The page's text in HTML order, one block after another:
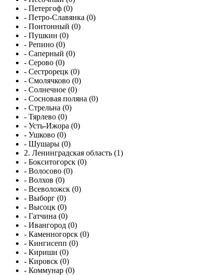
- Петергоф (0)
- Петро-Славянка (0)
- Понтонный (0)
- Пушкин (0)
- Репино (0)
- Саперный (0)
- Серово (0)
- Сестрорецк (0)
- Смолячково (0)
- Солнечное (0)
- Сосновая поляна (0)
- Стрельна (0)
- Тярлево (0)
- Усть-Ижора (0)
- Ушково (0)
- Шушары (0)
2. Ленинградская область (1)
- Бокситогорск (0)
- Волосово (0)
- Волхов (0)
- Всеволожск (0)
- Выборг (0)
- Высоцк (0)
- Гатчина (0)
- Ивангород (0)
- Каменногорск (0)
- Кингисепп (0)
- Кириши (0)
- Кировск (0)
- Коммунар (0)